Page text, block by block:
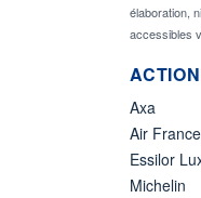
élaboration,
accessibles
Axa
Air
Essilor
Michelin